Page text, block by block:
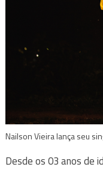
Nailson Vieira lança seu
Desde os 03 anos de